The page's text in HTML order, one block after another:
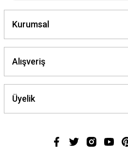
Kurumsal
Alışveriş
Üyelik